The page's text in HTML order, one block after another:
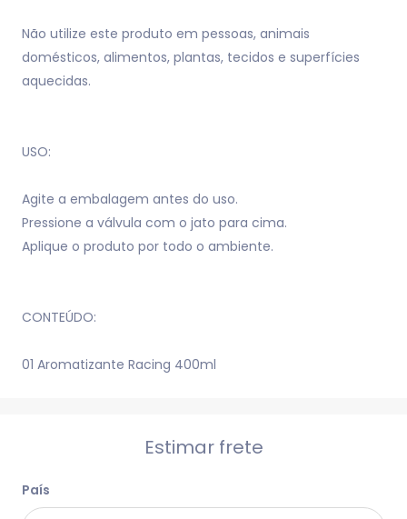
Não utilize este produto em pessoas, animais
domésticos, alimentos, plantas, tecidos e superfícies
aquecidas.
USO:
Agite a embalagem antes do uso.
Pressione a válvula com o jato para cima.
Aplique o produto por todo o ambiente.
CONTEÚDO:
01 Aromatizante Racing 400ml
Estimar frete
País